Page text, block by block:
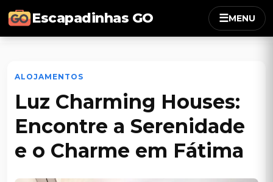
Escapadinhas GO ☰MENU
ALOJAMENTOS
Luz Charming Houses:
Encontre a Serenidade
e o Charme em Fátima